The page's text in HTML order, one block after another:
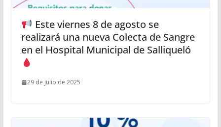
Este viernes 8 de agosto se
realizará una nueva Colecta de Sangre
en el Hospital Municipal de Salliqueló
29 de julio de 2025